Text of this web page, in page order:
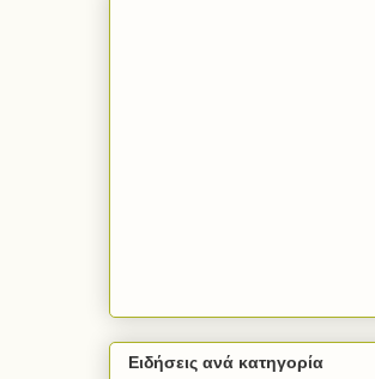
Ειδήσεις ανά κατηγορία